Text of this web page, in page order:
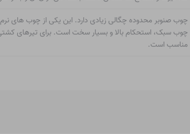
چوب صنوبر محدوده چگالی زیادی دارد. این یکی از چوب های
چوب سبک، استحکام بالا و بسیار سخت است. برای تیرهای
مناسب است.